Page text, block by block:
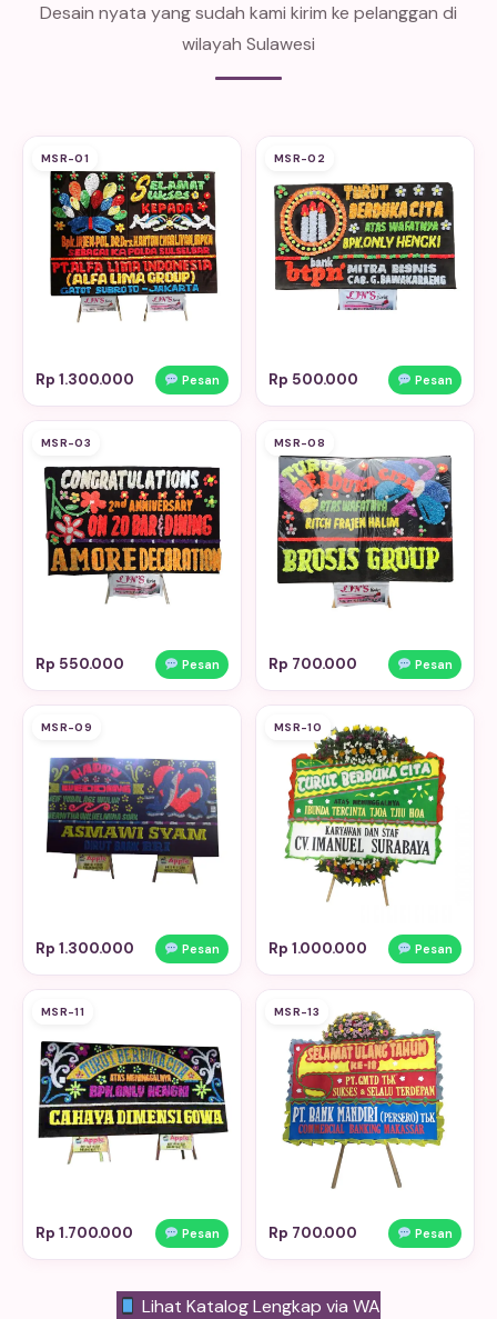
Desain nyata yang sudah kami kirim ke pelanggan di
wilayah Sulawesi
MSR-01
Rp 1.300.000 Pesan
MSR-02
Rp 500.000 Pesan
MSR-03
Rp 550.000 Pesan
MSR-08
Rp 700.000 Pesan
MSR-09
Rp 1.300.000 Pesan
MSR-10
Rp 1.000.000 Pesan
MSR-11
Rp 1.700.000 Pesan
MSR-13
Rp 700.000 Pesan
Lihat Katalog Lengkap via WA